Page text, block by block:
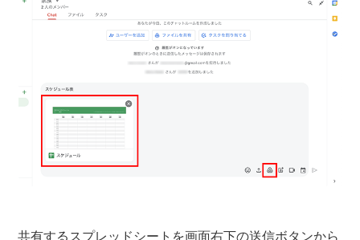
共有するスプレッドシートを画面右下の送信ボタンから